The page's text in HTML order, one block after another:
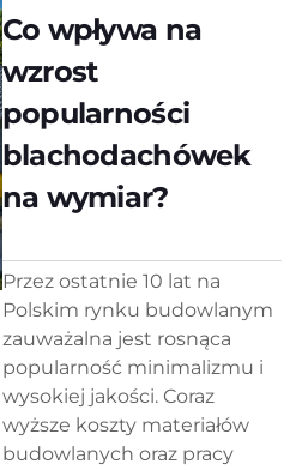
Co wpływa na
wzrost
popularności
blachodachówek
na wymiar?
Przez ostatnie 10 lat na
Polskim rynku budowlanym
zauważalna jest rosnąca
popularność minimalizmu i
wysokiej jakości. Coraz
wyższe koszty materiałów
budowlanych oraz pracy